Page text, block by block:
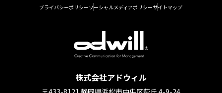
プライバシーポリシーソーシャルメディアポリシーサイトマップ
株式会社アドウィル